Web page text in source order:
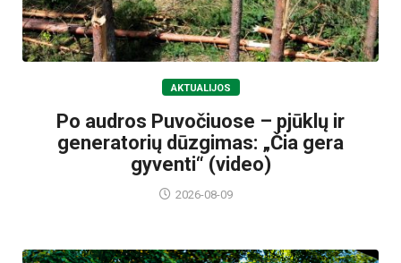
AKTUALIJOS
Po audros Puvočiuose – pjūklų ir
generatorių dūzgimas: „Čia gera
gyventi“ (video)
2026-08-09